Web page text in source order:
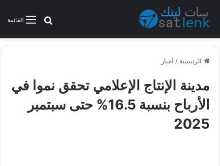
القائمةبحث عن
الرئيسية / أخبار
مدينة الإنتاج الإعلامي تحقق نموا في
الأرباح بنسبة 16.5% حتى سبتمبر
2025